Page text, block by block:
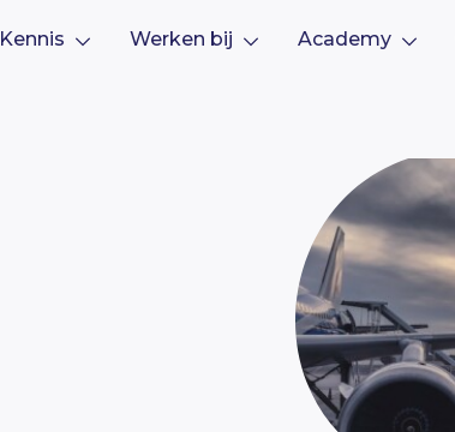
Kennis Werken bij Academy